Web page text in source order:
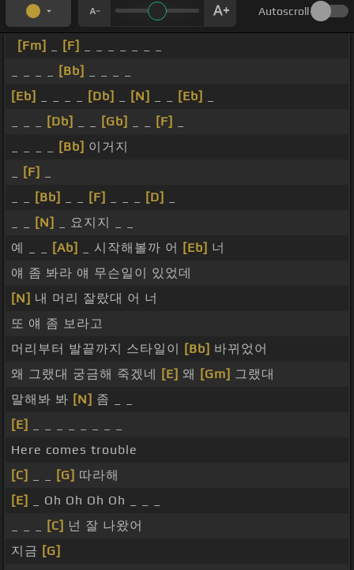
Autoscroll
[Fm] [F]
[Bb]
[Eb]
[Db] [N] [Eb]
[Db] [Gb] [F]
[Bb] 이거지
[F]
[Bb] [F] [D]
[N]
_ 요지지 _ _
예 _ _
[Ab] _ 시작해볼까 어 [Eb] 너
얘 좀 봐라 얘 무슨일이 있었데
[N] 내 머리 잘랐대 어 너
또 얘 좀 보라고
머리부터 발끝까지 스타일이
[Bb] 바뀌었어
왜 그랬대 궁금해 죽겠네
[E] 왜 [Gm] 그랬대
말해봐 봐 [N] 좀 _ _
[E]
Here comes trouble
[C]
[G] 따라해
[E]
_ Oh Oh Oh Oh _ _ _
[C] 넌 잘 나왔어
지금 [G]